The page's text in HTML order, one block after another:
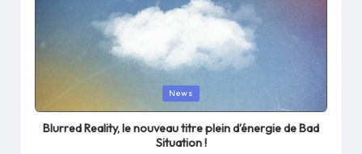
in
News
Blurred Reality, le nouveau titre plein d’énergie de Bad
Situation !